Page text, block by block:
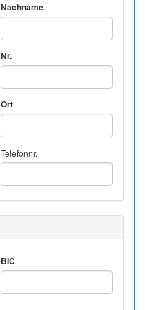
Nachname
Nr.
Ort
Telefonnr.
BIC